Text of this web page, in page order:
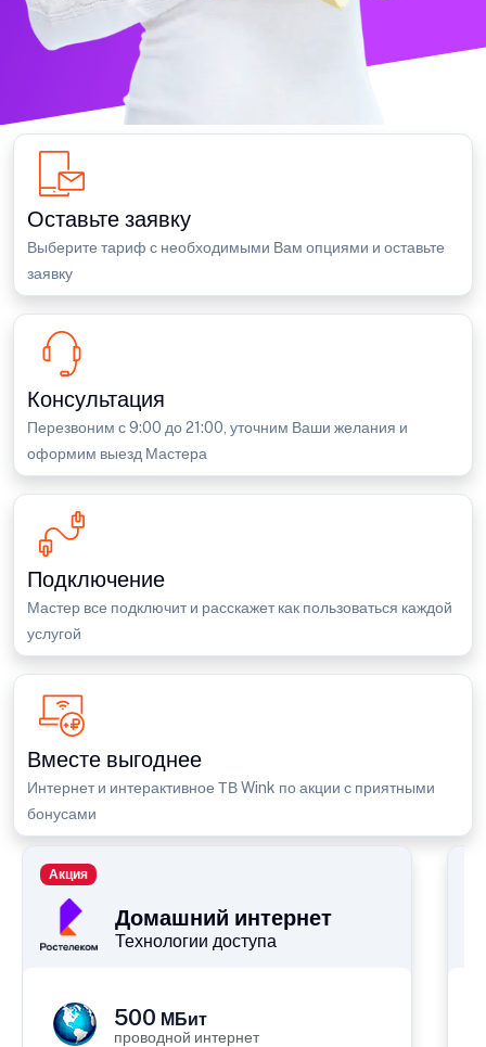
Оставьте заявку
Выберите тариф с необходимыми Вам опциями и оставьте
заявку
Консультация
Перезвоним с 9:00 до 21:00, уточним Ваши желания и
оформим выезд Мастера
Подключение
Мастер все подключит и расскажет как пользоваться каждой
услугой
Вместе выгоднее
Интернет и интерактивное ТВ Wink по акции с приятными
бонусами
Домашний интернет
Технологии доступа
Акция
500 МБит
проводной интернет